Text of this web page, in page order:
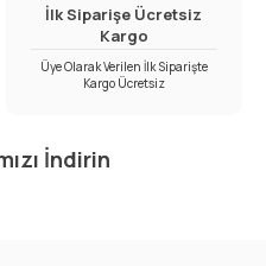
İlk Siparişe Ücretsiz
Kargo
Üye Olarak Verilen İlk Siparişte
Kargo Ücretsiz
İndirin